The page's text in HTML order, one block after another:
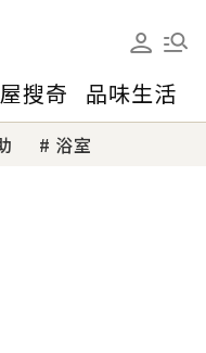
搜奇 品味生活
浴室